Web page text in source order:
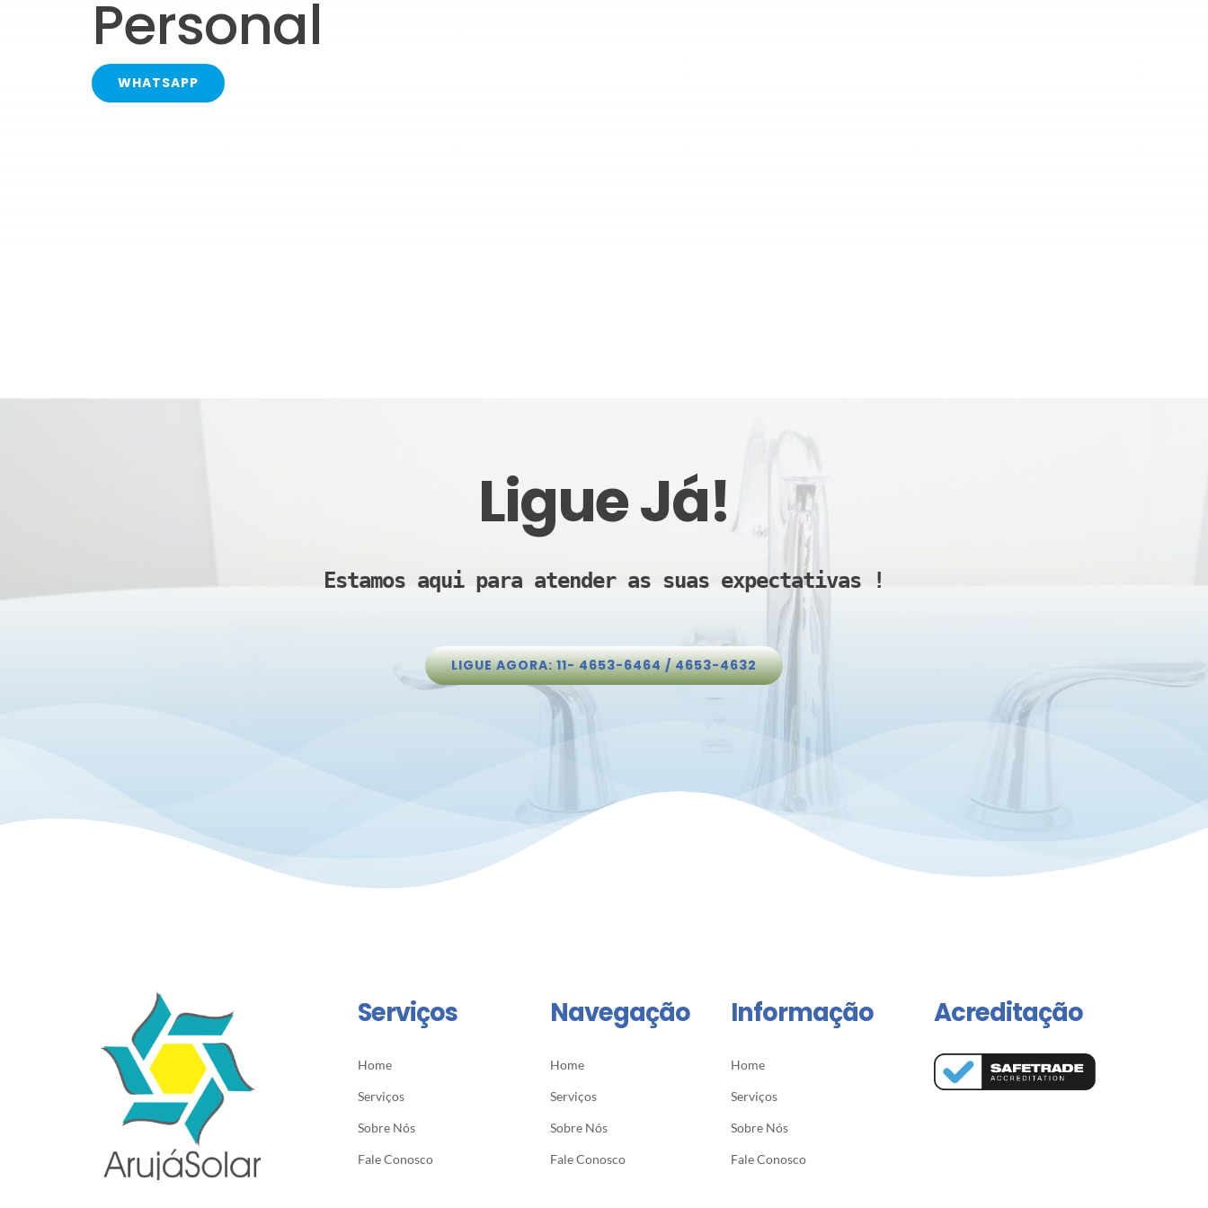
Personal
WHATSAPP
Ligue Já!
Estamos aqui para atender as suas expectativas !
LIGUE AGORA: 11- 4653-6464 / 4653-4632
Serviços
Home
Serviços
Sobre Nós
Fale Conosco
Navegação
Home
Serviços
Sobre Nós
Fale Conosco
Informação
Home
Serviços
Sobre Nós
Fale Conosco
Acreditação